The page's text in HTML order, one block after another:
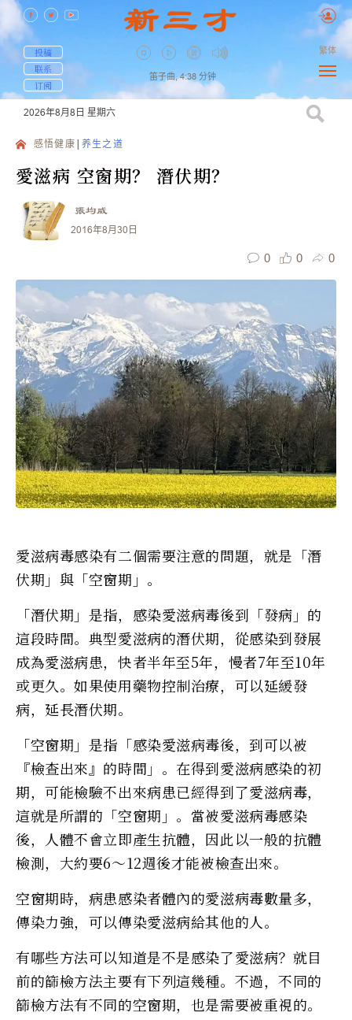
投稿
联系
订阅
笛子曲, 4:38 分钟
繁体
2026年8月8日 星期六
感悟健康 养生之道
愛滋病 空窗期？ 潛伏期？
張均威
2016年8月30日
0 0 0
愛滋病毒感染有二個需要注意的問題，就是「潛
伏期」與「空窗期」。
「潛伏期」是指，感染愛滋病毒後到「發病」的
這段時間。典型愛滋病的潛伏期，從感染到發展
成為愛滋病患，快者半年至5年，慢者7年至10年
或更久。如果使用藥物控制治療，可以延緩發
病，延長潛伏期。
「空窗期」是指「感染愛滋病毒後，到可以被
『檢查出來』的時間」。在得到愛滋病感染的初
期，可能檢驗不出來病患已經得到了愛滋病毒，
這就是所謂的「空窗期」。當被愛滋病毒感染
後，人體不會立即產生抗體，因此以一般的抗體
檢測，大約要6～12週後才能被檢查出來。
空窗期時，病患感染者體內的愛滋病毒數量多，
傳染力強，可以傳染愛滋病給其他的人。
有哪些方法可以知道是不是感染了愛滋病？就目
前的篩檢方法主要有下列這幾種。不過，不同的
篩檢方法有不同的空窗期，也是需要被重視的。